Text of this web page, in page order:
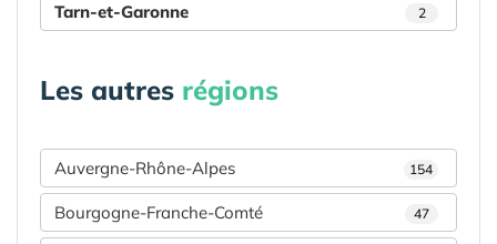
Tarn-et-Garonne 2
Les autres régions
Auvergne-Rhône-Alpes 154
Bourgogne-Franche-Comté 47